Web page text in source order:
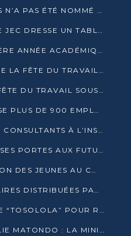
FAUX, OMAR JUNIOR DENIS N’A PAS ÉTÉ NOMMÉ AIDE DE CAMP ADJOINT DE DENIS SASSOU NGUESSO
LIBERTÉ DE LA PRESSE : LE JEC DRESSE UN TABLEAU PRÉOCCUPANT AU CONGO
L’ENFICE LANCE SA PREMIÈRE ANNÉE ACADÉMIQUE AVEC 100 FUTURS ENSEIGNANTS
CONGO TERMINAL CÉLÈBRE LA FÊTE DU TRAVAIL AVEC SES COLLABORATEURS À POINTE-NOIRE
AGL CONGO CÉLÈBRE LA FÊTE DU TRAVAIL SOUS LE SIGNE DE LA COHÉSION
CONGO TERMINAL MOBILISE PLUS DE 900 EMPLOYÉS AUTOUR DE LA SÉCURITÉ AU TRAVAIL
RCM 2030 : DU RÉSEAU DE CONSULTANTS À L’INSTRUMENT DE PUISSANCE EN AFRIQUE FRANCOPHONE
CONGO TERMINAL OUVRE SES PORTES AUX FUTURS INGÉNIEURS AU FORUM DES MÉTIERS D’UCAC-ICAM
SEOPC 2026 : L’ORIENTATION DES JEUNES AU CŒUR DE LA DEUXIÈME ÉDITION
PLUS DE 1 500 MOUSTIQUAIRES DISTRIBUÉES PAR AGL ET CONGO TERMINAL DANS LA LUTTE CONTRE LE PALUDISME
NINON GOUAMBA RELANCE “TOSOLOLA” POUR RENFORCER LE DIALOGUE AVEC LES CITOYENS
RECONDUCTION DE ROSALIE MATONDO : LA MINISTRE PROMET D’ACCÉLÉRER LE TRAITEMENT DES DOSSIERS ET DE RELEVER DE NOUVEAUX DÉFIS